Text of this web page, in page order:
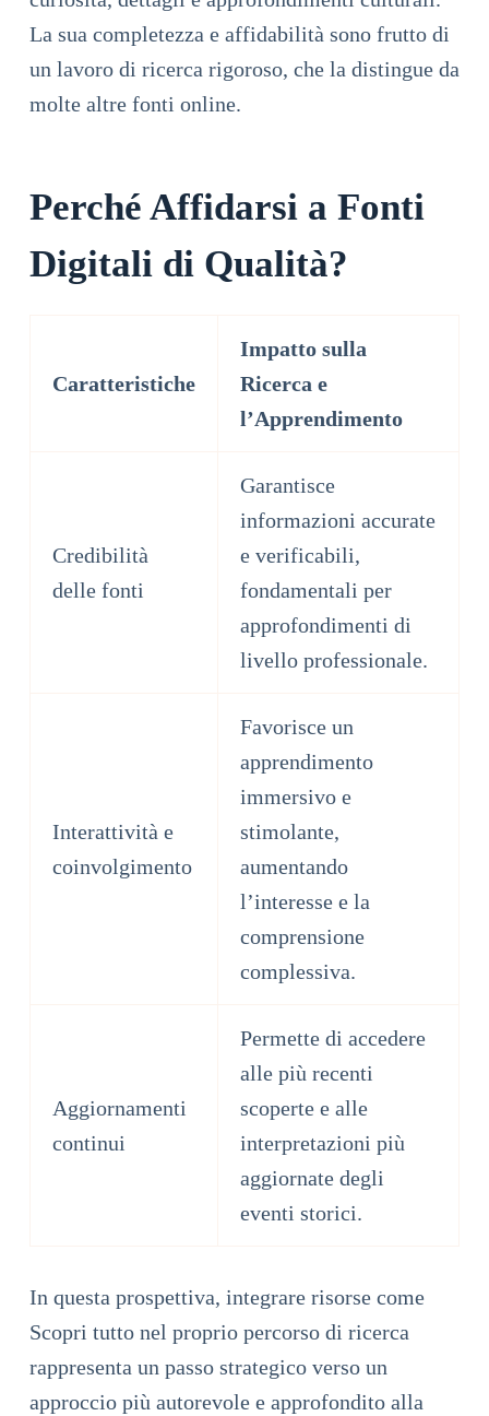
La sua completezza e affidabilità sono frutto di
un lavoro di ricerca rigoroso, che la distingue da
molte altre fonti online.
Perché Affidarsi a Fonti
Digitali di Qualità?
Caratteristiche
Impatto sulla
Ricerca e
l’Apprendimento
Credibilità
delle fonti
Garantisce
informazioni accurate
e verificabili,
fondamentali per
approfondimenti di
livello professionale.
Interattività e
coinvolgimento
Favorisce un
apprendimento
immersivo e
stimolante,
aumentando
l’interesse e la
comprensione
complessiva.
Aggiornamenti
continui
Permette di accedere
alle più recenti
scoperte e alle
interpretazioni più
aggiornate degli
eventi storici.
In questa prospettiva, integrare risorse come
Scopri tutto nel proprio percorso di ricerca
rappresenta un passo strategico verso un
approccio più autorevole e approfondito alla